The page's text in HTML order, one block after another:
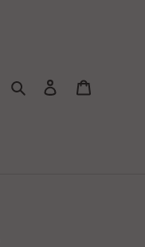
Suchen Einloggen